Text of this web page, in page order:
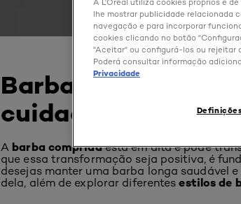
Barba comprida:
cuidada
A barba compridaestá em alta e pode
que essa transformação seja positiva, é
desejas manter uma barba longa saudável
dela, além de explorar diferentesestilos de
lhe mostrar publicidade relacionada
navegação e para incorporar
cookies clicando no botão
"Aceitar" ou configurá-los ou rejeitar
Poderá consultar informação
Privacidade